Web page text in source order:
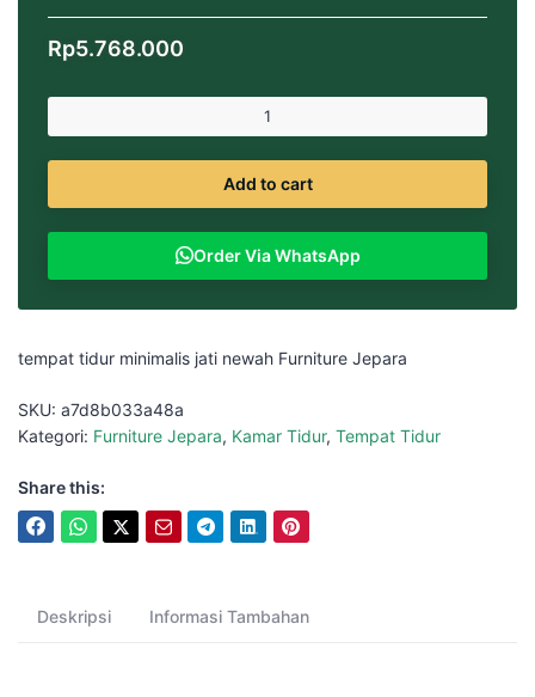
Rp5.768.000
Add to cart
Order Via WhatsApp
tempat tidur minimalis jati newah Furniture Jepara
SKU: a7d8b033a48a
Kategori: Furniture Jepara, Kamar Tidur, Tempat Tidur
Share this:
Deskripsi Informasi Tambahan